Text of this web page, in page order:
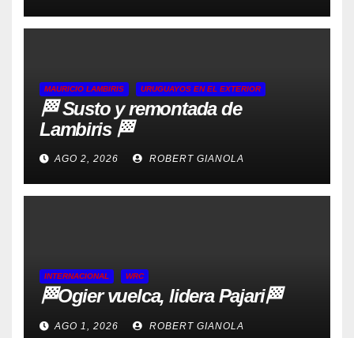
MAURICIO LAMBIRIS URUGUAYOS EN EL EXTERIOR
🏁 Susto y remontada de
Lambiris 🏁
AGO 2, 2026 ROBERT GIANOLA
INTERNACIONAL WRC
🏁Ogier vuelca, lidera Pajari🏁
AGO 1, 2026 ROBERT GIANOLA